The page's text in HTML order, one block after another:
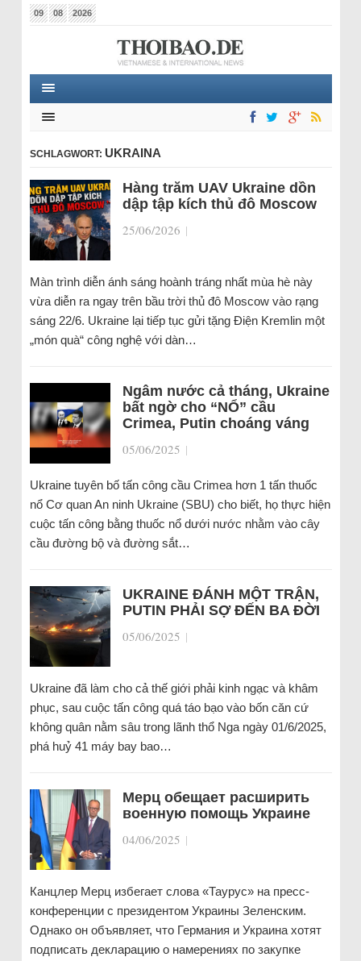
09 08 2026
SCHLAGWORT: UKRAINA
Hàng trăm UAV Ukraine dồn
dập tập kích thủ đô Moscow
25/06/2026 |
Màn trình diễn ánh sáng hoành tráng nhất mùa hè này
vừa diễn ra ngay trên bầu trời thủ đô Moscow vào rạng
sáng 22/6. Ukraine lại tiếp tục gửi tặng Điện Kremlin một
„món quà“ công nghệ với dàn…
Ngâm nước cả tháng, Ukraine
bất ngờ cho “NỔ” cầu
Crimea, Putin choáng váng
05/06/2025 |
Ukraine tuyên bố tấn công cầu Crimea hơn 1 tấn thuốc
nổ Cơ quan An ninh Ukraine (SBU) cho biết, họ thực hiện
cuộc tấn công bằng thuốc nổ dưới nước nhằm vào cây
cầu đường bộ và đường sắt…
UKRAINE ĐÁNH MỘT TRẬN,
PUTIN PHẢI SỢ ĐẾN BA ĐỜI
05/06/2025 |
Ukraine đã làm cho cả thế giới phải kinh ngạc và khâm
phục, sau cuộc tấn công quá táo bạo vào bốn căn cứ
không quân nằm sâu trong lãnh thổ Nga ngày 01/6/2025,
phá huỷ 41 máy bay bao…
Мерц обещает расширить
военную помощь Украине
04/06/2025 |
Канцлер Мерц избегает слова «Таурус» на пресс-
конференции с президентом Украины Зеленским.
Однако он объявляет, что Германия и Украина хотят
подписать декларацию о намерениях по закупке